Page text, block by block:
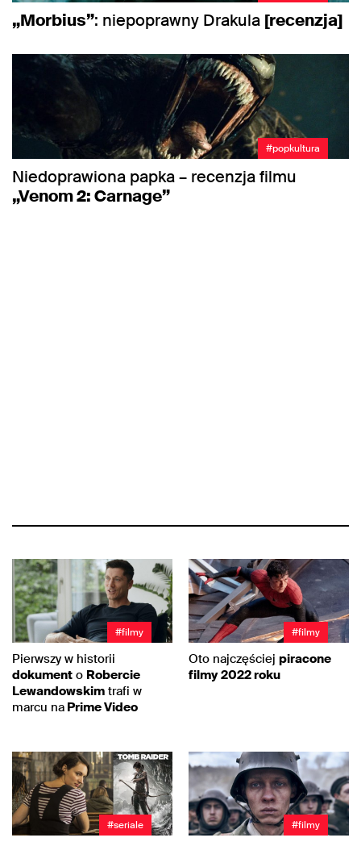
„Morbius”: niepoprawny Drakula [recenzja]
#popkultura
Niedoprawiona papka – recenzja filmu
„Venom 2: Carnage”
#filmy
Pierwszy w historii
dokument o Robercie
Lewandowskim trafi w
marcu na Prime Video
#filmy
Oto najczęściej piracone
filmy 2022 roku
#seriale #filmy